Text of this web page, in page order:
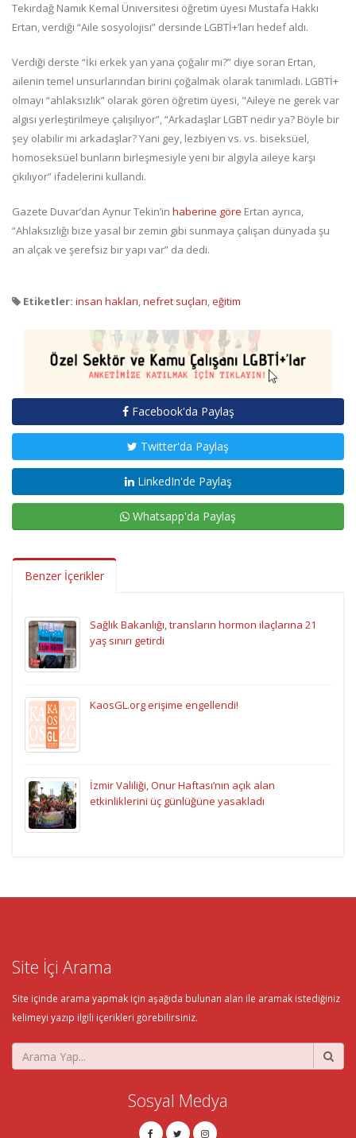
Tekirdağ Namık Kemal Üniversitesi öğretim üyesi Mustafa Hakkı
Ertan, verdiği “Aile sosyolojisi” dersinde LGBTİ+’ları hedef aldı.
Verdiği derste “İki erkek yan yana çoğalır mı?” diye soran Ertan,
ailenin temel unsurlarından birini çoğalmak olarak tanımladı. LGBTİ+
olmayı “ahlaksızlık” olarak gören öğretim üyesi, "Aileye ne gerek var
algısı yerleştirilmeye çalışılıyor”, “Arkadaşlar LGBT nedir ya? Böyle bir
şey olabilir mi arkadaşlar? Yani gey, lezbiyen vs. vs. biseksüel,
homoseksüel bunların birleşmesiyle yeni bir algıyla aileye karşı
çıkılıyor” ifadelerini kullandı.
Gazete Duvar’dan Aynur Tekin’in haberine göre Ertan ayrıca,
“Ahlaksızlığı bize yasal bir zemin gibi sunmaya çalışan dünyada şu
an alçak ve şerefsiz bir yapı var” da dedi.
Etiketler: insan hakları,nefret suçları,eğitim
Facebook'da Paylaş
Twitter'da Paylaş
LinkedIn'de Paylaş
Whatsapp'da Paylaş
Benzer İçerikler
Sağlık Bakanlığı, transların hormon ilaçlarına 21
yaş sınırı getirdi
KaosGL.org erişime engellendi!
İzmir Valiliği, Onur Haftası’nın açık alan
etkinliklerini üç günlüğüne yasakladı
Site İçi Arama
Site içinde arama yapmak için aşağıda bulunan alan ile aramak istediğiniz
kelimeyi yazıp ilgili içerikleri görebilirsiniz.
Sosyal Medya